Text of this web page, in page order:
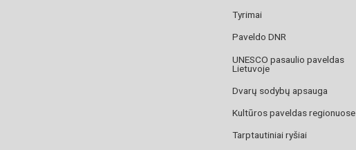
Tyrimai
Paveldo DNR
UNESCO pasaulio paveldas
Lietuvoje
Dvarų sodybų apsauga
Kultūros paveldas regionuose
Tarptautiniai ryšiai